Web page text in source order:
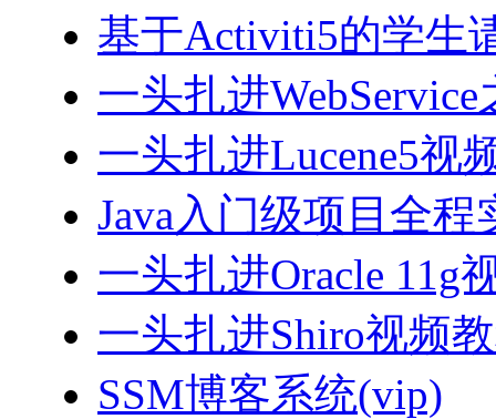
基于Activiti5的学生
一头扎进
一头扎进Lucene5视
Java入门级项目全程
一头扎进Oracle 11g
一头扎进Shiro视频
SSM博客系统(vip)